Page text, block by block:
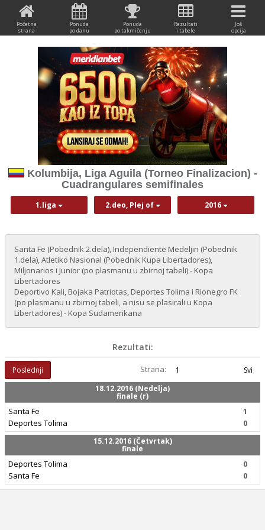
Početna
strana
Ponuda
po danu
Ponuda
po takmičenju
Rezultati
i tabele
Još
opcija
Kolumbija, Liga Aguila (Torneo Finalizacion) -
Cuadrangulares semifinales
1.liga 2.deo, Plej of 2016
Santa Fe (Pobednik 2.dela), Independiente Medeljin (Pobednik
1.dela), Atletiko Nasional (Pobednik Kupa Libertadores),
Miljonarios i Junior (po plasmanu u zbirnoj tabeli) - Kopa
Libertadores
Deportivo Kali, Bojaka Patriotas, Deportes Tolima i Rionegro FK
(po plasmanu u zbirnoj tabeli, a nisu se plasirali u Kopa
Libertadores) - Kopa Sudamerikana
Rezultati:
Poslednji Strana: 1
Svi
18.12.2016 (Nedelja)
finale (r)
Santa Fe
Deportes Tolima
1
0
15.12.2016 (Četvrtak)
finale
Deportes Tolima
Santa Fe
0
0